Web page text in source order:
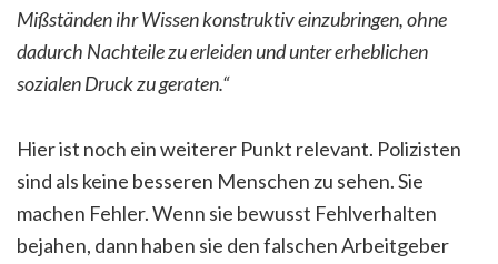
Mißständen ihr Wissen konstruktiv einzubringen, ohne
dadurch Nachteile zu erleiden und unter erheblichen
sozialen Druck zu geraten.“
Hier ist noch ein weiterer Punkt relevant. Polizisten
sind als keine besseren Menschen zu sehen. Sie
machen Fehler. Wenn sie bewusst Fehlverhalten
bejahen, dann haben sie den falschen Arbeitgeber